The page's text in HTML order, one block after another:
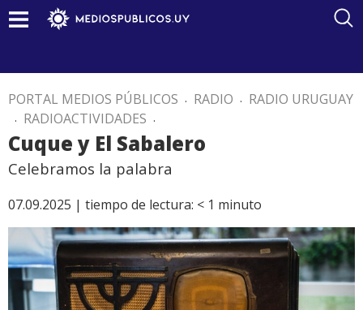
PORTAL MEDIOS PÚBLICOS . RADIO . RADIO URUGUAY
. RADIOACTIVIDADES .
Cuque y El Sabalero
Celebramos la palabra
07.09.2025 | tiempo de lectura: < 1 minuto